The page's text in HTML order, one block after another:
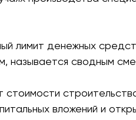
лимит денежных
называется сводным
вложений и